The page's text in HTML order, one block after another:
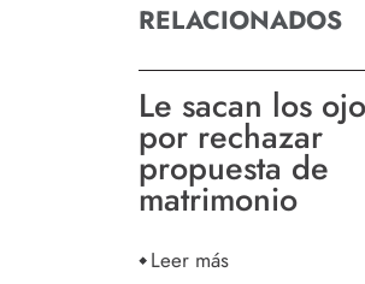
RELACIONADOS
Le sacan los
por rechazar
propuesta de
matrimonio
Leer más